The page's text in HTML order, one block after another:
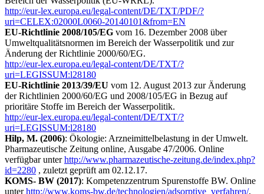
http://eur-lex.europa.eu/legal-content/DE/TXT/PDF/?
uri=CELEX:02000L0060-20140101&from=EN
EU-Richtlinie 2008/105/EG vom 16. Dezember 2008 über
Umweltqualitätsnormen im Bereich der Wasserpolitik und zur
Änderung der Richtlinie 2000/60/EG.
http://eur-lex.europa.eu/legal-content/DE/TXT/?
uri=LEGISSUM:l28180
EU-Richtlinie 2013/39/EU vom 12. August 2013 zur Änderung
der Richtlinien 2000/60/EG und 2008/105/EG in Bezug auf
prioritäre Stoffe im Bereich der Wasserpolitik.
http://eur-lex.europa.eu/legal-content/DE/TXT/?
uri=LEGISSUM:l28180
Hilp, M. (2006): Ökologie: Arzneimittelbelastung in der Umwelt.
Pharmazeutische Zeitung online, Ausgabe 47/2006. Online
verfügbar unterhttp://www.pharmazeutische-zeitung.de/index.php?
id=2280 , zuletzt geprüft am 02.12.17.
KOMS- BW (2017): Kompetenzzentrum Spurenstoffe BW. Online
unterhttp://www.koms-bw.de/technologien/adsorptive_verfahren/,